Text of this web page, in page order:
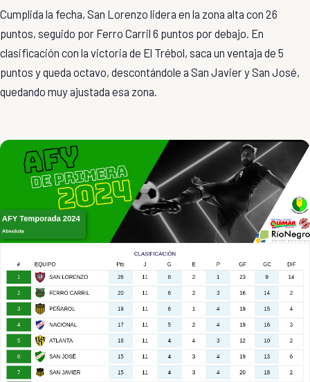
Cumplida la fecha, San Lorenzo lidera en la zona alta con 26
puntos, seguido por Ferro Carril 6 puntos por debajo. En
clasificación con la victoria de El Trébol, saca un ventaja de 5
puntos y queda octavo, descontándole a San Javier y San José,
quedando muy ajustada esa zona.